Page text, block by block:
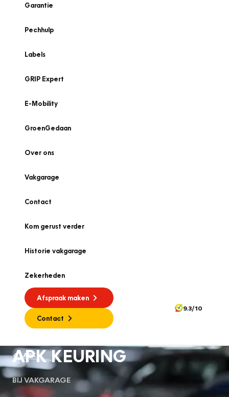
Garantie
Pechhulp
Labels
GRIP Expert
E-Mobility
GroenGedaan
Over ons
Vakgarage
Contact
Kom gerust verder
Historie vakgarage
Zekerheden
Afspraak maken
Contact
9.3/10
APK
APK KEURING
BIJ VAKGARAGE